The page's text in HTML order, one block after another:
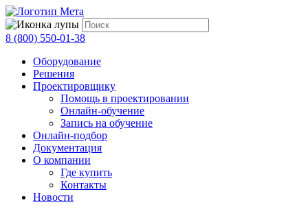
8 (800) 550-01-38
Оборудование
Решения
Проектировщику
Помощь в проектировании
Онлайн-обучение
Запись на обучение
Онлайн-подбор
Документация
О компании
Где купить
Контакты
Новости